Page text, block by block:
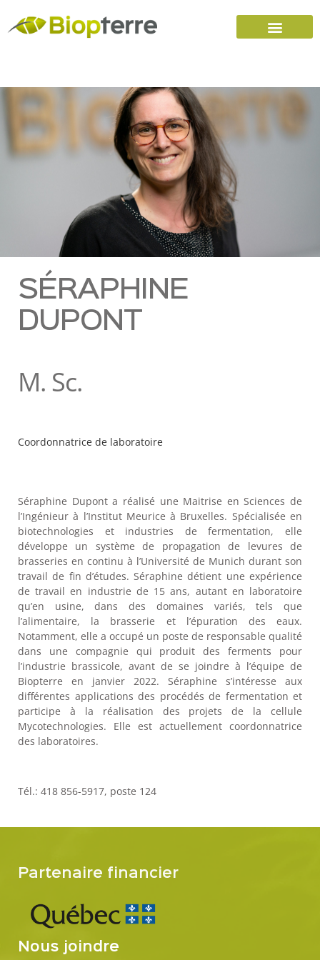
SÉRAPHINE
DUPONT
M. Sc.
Coordonnatrice de laboratoire
Séraphine Dupont a réalisé une Maitrise en Sciences de
l’Ingénieur à l’Institut Meurice à Bruxelles. Spécialisée en
biotechnologies et industries de fermentation, elle
développe un système de propagation de levures de
brasseries en continu à l’Université de Munich durant son
travail de fin d’études. Séraphine détient une expérience
de travail en industrie de 15 ans, autant en laboratoire
qu’en usine, dans des domaines variés, tels que
l’alimentaire, la brasserie et l’épuration des eaux.
Notamment, elle a occupé un poste de responsable qualité
dans une compagnie qui produit des ferments pour
l’industrie brassicole, avant de se joindre à l’équipe de
Biopterre en janvier 2022. Séraphine s’intéresse aux
différentes applications des procédés de fermentation et
participe à la réalisation des projets de la cellule
Mycotechnologies. Elle est actuellement coordonnatrice
des laboratoires.
Tél.: 418 856-5917, poste 124
Partenaire financier
Nous joindre